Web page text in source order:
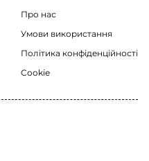
Про нас
Умови використання
Політика конфіденційності
Cookie